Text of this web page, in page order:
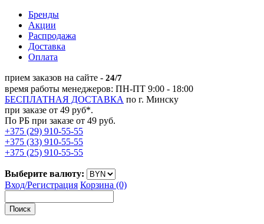
Бренды
Акции
Распродажа
Доставка
Оплата
прием заказов на сайте - 24/7
время работы менеджеров: ПН-ПТ 9:00 - 18:00
БЕСПЛАТНАЯ ДОСТАВКА по г. Минску
при заказе от 49 руб*.
По РБ при заказе от 49 руб.
+375 (29) 910-55-55
+375 (33) 910-55-55
+375 (25) 910-55-55
Выберите валюту:
Вход/Регистрация Корзина (0)
Поиск